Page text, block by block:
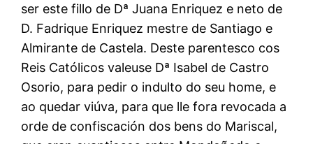
ser este fillo de Dª Juana Enriquez e neto de
D. Fadrique Enriquez mestre de Santiago e
Almirante de Castela. Deste parentesco cos
Reis Católicos valeuse Dª Isabel de Castro
Osorio, para pedir o indulto do seu home, e
ao quedar viúva, para que lle fora revocada a
orde de confiscación dos bens do Mariscal,